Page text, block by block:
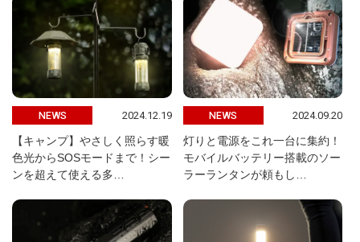
NEWS 2024.12.19
【キャンプ】やさしく照らす暖
色光からSOSモードまで！シー
ンを超えて使える多…
NEWS 2024.09.20
灯りと電源をこれ一台に集約！
モバイルバッテリー搭載のソー
ラーランタンが頼もし…